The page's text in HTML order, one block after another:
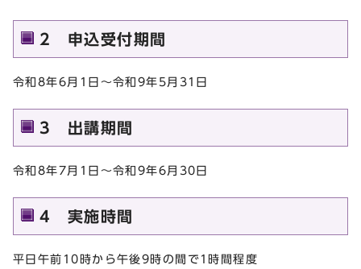
2 申込受付期間
令和8年6月1日～令和9年5月31日
3 出講期間
令和8年7月1日～令和9年6月30日
4 実施時間
平日午前10時から午後9時の間で1時間程度